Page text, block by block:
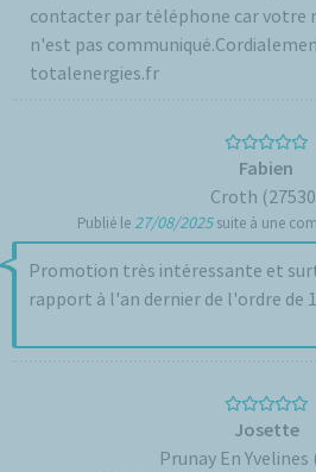
contacter par téléphone car votre
n'est pas
totalenergies.fr
Fabien
Croth
Publié le27/08/2025suite à une
Promotion très intéressante et
rapport à l'an dernier de l'ordre de
Josette
Prunay En Yvelines